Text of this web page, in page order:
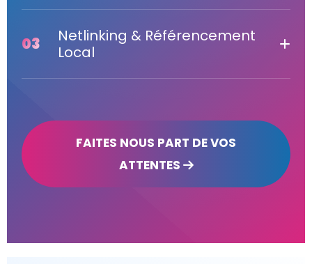
stratégie de référencement naturel
convient d’effectuer l’audit
référencement de votre site.
d’identifier les forces et les faiblesses
de votre site. Elle permettra également
facteurs bloquants au bon
03
Netlinking & Référencement
Local
accroître votre classement.
Optimisation de contenu :
optimisons les balises métadonnées,
robots de recherche.
FAITES NOUS PART DE VOS
ATTENTES